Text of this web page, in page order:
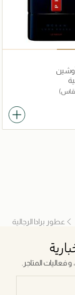
عطور برادا الرجالية
المتاجر.